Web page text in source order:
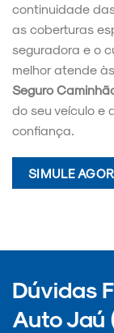
continuidade
as coberturas
seguradora e o
melhor atende
Seguro
do seu veículo e
confiança.
SIMULE
Dúvidas
Auto Jaú